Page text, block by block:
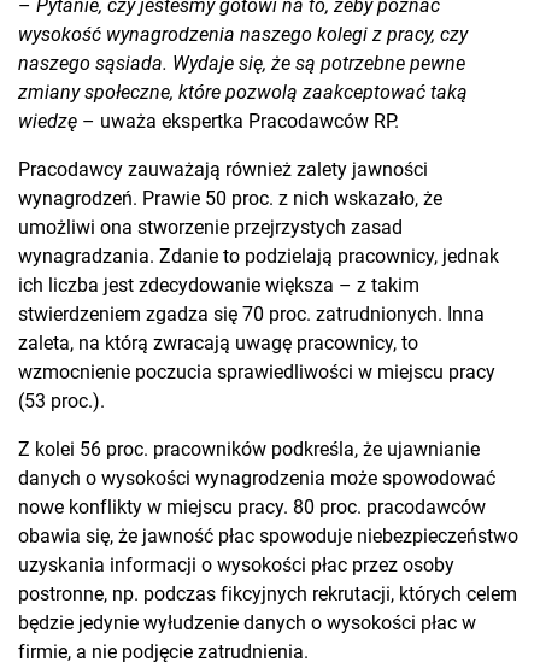
– Pytanie, czy jesteśmy gotowi na to, żeby poznać
wysokość wynagrodzenia naszego kolegi z pracy, czy
naszego sąsiada. Wydaje się, że są potrzebne pewne
zmiany społeczne, które pozwolą zaakceptować taką
wiedzę – uważa ekspertka Pracodawców RP.
Pracodawcy zauważają również zalety jawności
wynagrodzeń. Prawie 50 proc. z nich wskazało, że
umożliwi ona stworzenie przejrzystych zasad
wynagradzania. Zdanie to podzielają pracownicy, jednak
ich liczba jest zdecydowanie większa – z takim
stwierdzeniem zgadza się 70 proc. zatrudnionych. Inna
zaleta, na którą zwracają uwagę pracownicy, to
wzmocnienie poczucia sprawiedliwości w miejscu pracy
(53 proc.).
Z kolei 56 proc. pracowników podkreśla, że ujawnianie
danych o wysokości wynagrodzenia może spowodować
nowe konflikty w miejscu pracy. 80 proc. pracodawców
obawia się, że jawność płac spowoduje niebezpieczeństwo
uzyskania informacji o wysokości płac przez osoby
postronne, np. podczas fikcyjnych rekrutacji, których celem
będzie jedynie wyłudzenie danych o wysokości płac w
firmie, a nie podjęcie zatrudnienia.